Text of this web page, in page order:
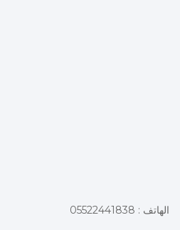
الهاتف : 05522441838